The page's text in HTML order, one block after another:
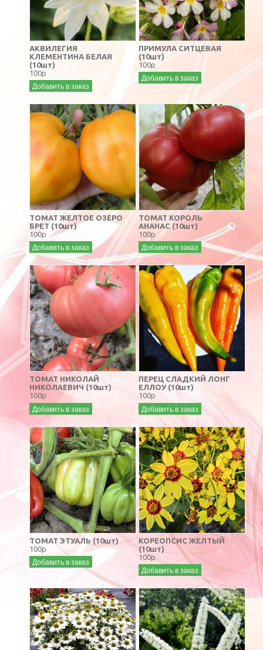
АКВИЛЕГИЯ
КЛЕМЕНТИНА БЕЛАЯ
(10шт)
100р
Добавить в заказ
ПРИМУЛА СИТЦЕВАЯ
(10шт)
100р
Добавить в заказ
ТОМАТ ЖЕЛТОЕ ОЗЕРО
БРЕТ (10шт)
100р
Добавить в заказ
ТОМАТ КОРОЛЬ
АНАНАС (10шт)
100р
Добавить в заказ
ТОМАТ НИКОЛАЙ
НИКОЛАЕВИЧ (10шт)
100р
Добавить в заказ
ПЕРЕЦ СЛАДКИЙ ЛОНГ
ЕЛЛОУ (10шт)
100р
Добавить в заказ
ТОМАТ ЭТУАЛЬ (10шт)
100р
Добавить в заказ
КОРЕОПСИС ЖЕЛТЫЙ
(10шт)
100р
Добавить в заказ